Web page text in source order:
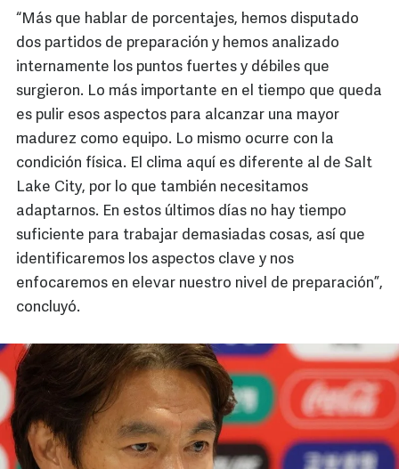
“Más que hablar de porcentajes, hemos disputado
dos partidos de preparación y hemos analizado
internamente los puntos fuertes y débiles que
surgieron. Lo más importante en el tiempo que queda
es pulir esos aspectos para alcanzar una mayor
madurez como equipo. Lo mismo ocurre con la
condición física. El clima aquí es diferente al de Salt
Lake City, por lo que también necesitamos
adaptarnos. En estos últimos días no hay tiempo
suficiente para trabajar demasiadas cosas, así que
identificaremos los aspectos clave y nos
enfocaremos en elevar nuestro nivel de preparación”,
concluyó.